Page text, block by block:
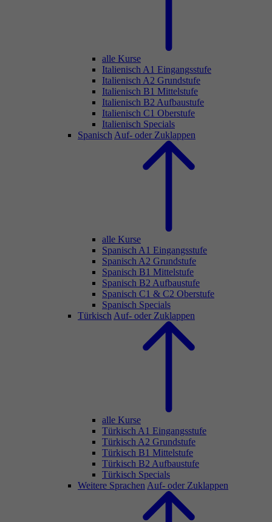
alle Kurse
Italienisch A1 Eingangsstufe
Italienisch A2 Grundstufe
Italienisch B1 Mittelstufe
Italienisch B2 Aufbaustufe
Italienisch C1 Oberstufe
Italienisch Specials
Spanisch Auf- oder Zuklappen
alle Kurse
Spanisch A1 Eingangsstufe
Spanisch A2 Grundstufe
Spanisch B1 Mittelstufe
Spanisch B2 Aufbaustufe
Spanisch C1 & C2 Oberstufe
Spanisch Specials
Türkisch Auf- oder Zuklappen
alle Kurse
Türkisch A1 Eingangsstufe
Türkisch A2 Grundstufe
Türkisch B1 Mittelstufe
Türkisch B2 Aufbaustufe
Türkisch Specials
Weitere Sprachen Auf- oder Zuklappen